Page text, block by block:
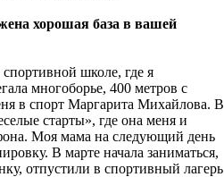
хорошая база в вашей
школе, где я
многоборье, 400 метров с
в спорт Маргарита Михайлова. В
старты», где она меня и
Моя мама на следующий день
В марте начала заниматься,
отпустили в спортивный лагерь